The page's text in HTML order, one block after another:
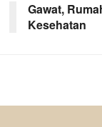
Gawat,
Kesehatan